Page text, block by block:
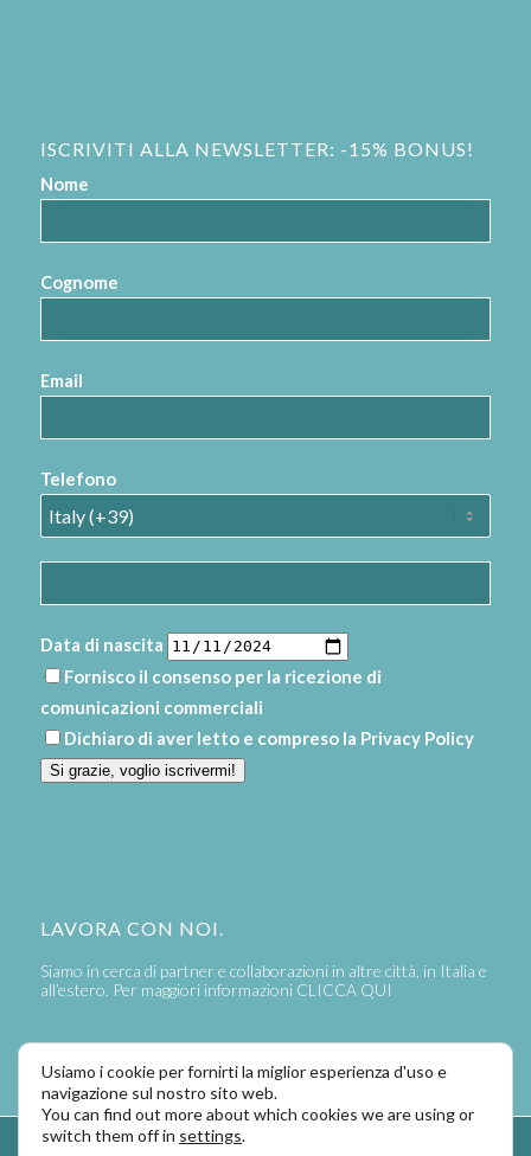
ISCRIVITI ALLA NEWSLETTER: -15% BONUS!
Nome
Cognome
Email
Telefono
Data di nascita
Fornisco il consenso per la ricezione di
comunicazioni commerciali
Dichiaro di aver letto e compreso la Privacy Policy
Si grazie, voglio iscrivermi!
LAVORA CON NOI.
Siamo in cerca di partner e collaborazioni in altre città, in Italia e
all’estero. Per maggiori informazioni CLICCA QUI
Usiamo i cookie per fornirti la miglior esperienza d'uso e
navigazione sul nostro sito web.
You can find out more about which cookies we are using or
switch them off in settings.